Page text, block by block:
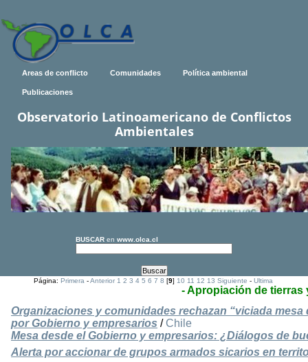
Areas de conflicto Comunidades Política ambiental
Publicaciones
Observatorio Latinoamericano de Conflictos
Ambientales
BUSCAR en www.olca.cl
Página:Primera -Anterior 1 2 3 4 5 6 7 8 [9]10 11 12 13 Siguiente -Ultima
- Apropiación de tierras
Organizaciones y comunidades rechazan “viciada
por Gobierno y empresarios / Chile
Mesa desde el Gobierno y empresarios: ¿Diálogos de
Alerta por accionar de grupos armados sicarios en